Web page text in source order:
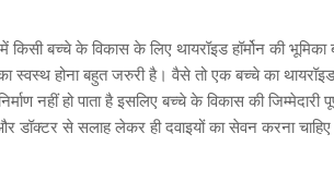
बच्चे के विकास के लिए थायरॉइड हॉर्मोन की
का स्वस्थ होना बहुत जरुरी है। वैसे तो एक बच्चे का
निर्माण नहीं हो पाता है इसलिए बच्चे के विकास की
डॉक्टर से सलाह लेकर ही दवाइयों का सेवन करना